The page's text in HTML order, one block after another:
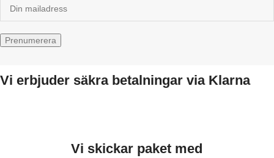
Vi erbjuder säkra betalningar via Klarna
Vi skickar paket med